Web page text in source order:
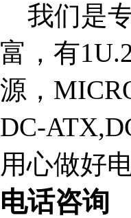
我们是
富，有
源，
DC-
用心做好
电话咨询